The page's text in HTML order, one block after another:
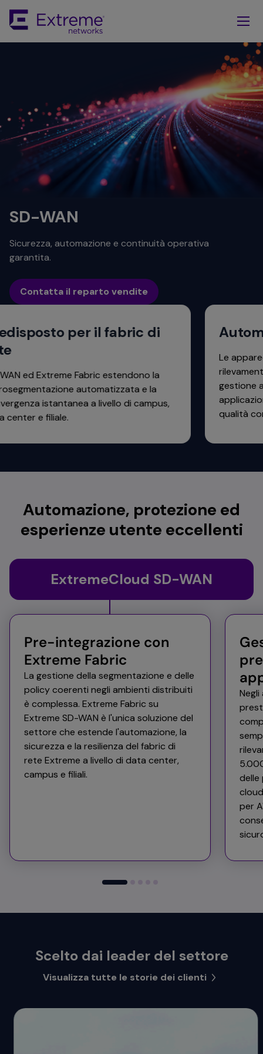
Main
Content
SD-WAN
Sicurezza, automazione e continuità operativa
garantita.
Contatta il reparto vendite
per il fabric di
ed Extreme Fabric estendono la
automatizzata e la
istantanea a livello di campus,
e filiale.
Le
rilevamento
gestione
applicazioni
qualità con
Automazione, protezione ed
esperienze utente eccellenti
ExtremeCloud SD-WAN
Pre-integrazione con
Extreme Fabric
La gestione della segmentazione e delle
policy coerenti negli ambienti distribuiti
è complessa. Extreme Fabric su
Extreme SD-WAN è l'unica soluzione del
settore che estende l'automazione, la
sicurezza e la resilienza del fabric di
rete Extreme a livello di data center,
campus e filiali.
delle
per
Scelto dai leader del settore
Visualizza tutte le storie dei clienti